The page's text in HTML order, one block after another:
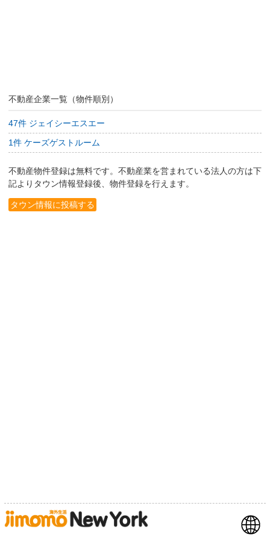
不動産企業一覧（物件順別）
47件 ジェイシーエスエー
1件 ケーズゲストルーム
不動産物件登録は無料です。不動産業を営まれている法人の方は下
記よりタウン情報登録後、物件登録を行えます。
タウン情報に投稿する